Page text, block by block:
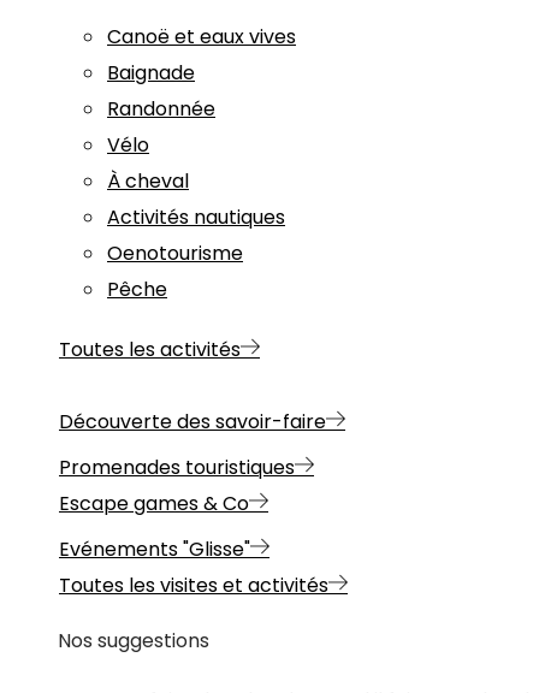
Canoë et eaux vives
Baignade
Randonnée
Vélo
À cheval
Activités nautiques
Oenotourisme
Pêche
Toutes les activités
Découverte des savoir-faire
Promenades touristiques
Escape games & Co
Evénements "Glisse"
Toutes les visites et activités
Nos suggestions